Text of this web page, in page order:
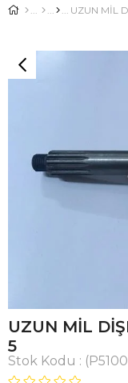
UZUN MİL
5
Stok Kodu